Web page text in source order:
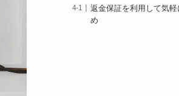
返金保証を利用して気
め